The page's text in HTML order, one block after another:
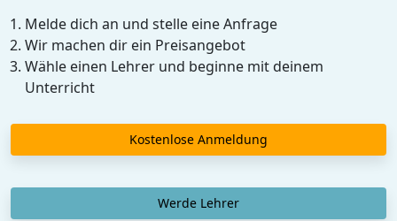
Melde dich an und stelle eine Anfrage
Wir machen dir ein Preisangebot
Wähle einen Lehrer und beginne mit deinem
Unterricht
Kostenlose Anmeldung
Werde Lehrer